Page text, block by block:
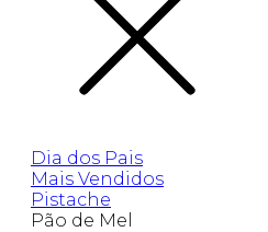
Dia dos Pais
Mais Vendidos
Pistache
Pão de Mel